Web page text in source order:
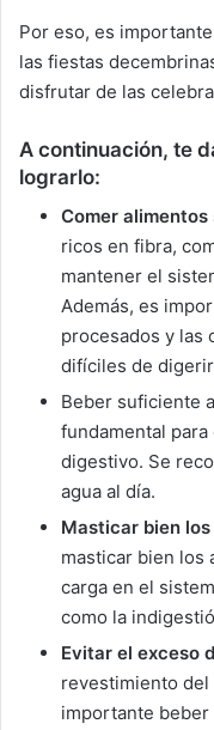
Por eso, es
las fiestas
disfrutar de las
A continuación, te
lograrlo:
Comer alimentos
ricos en fibra,
mantener el
Además, es
procesados y las
difíciles de
Beber suficiente
fundamental
digestivo. Se
agua al día.
Masticar bien
masticar bien los
carga en el
como la
Evitar el exceso
revestimiento del
importante